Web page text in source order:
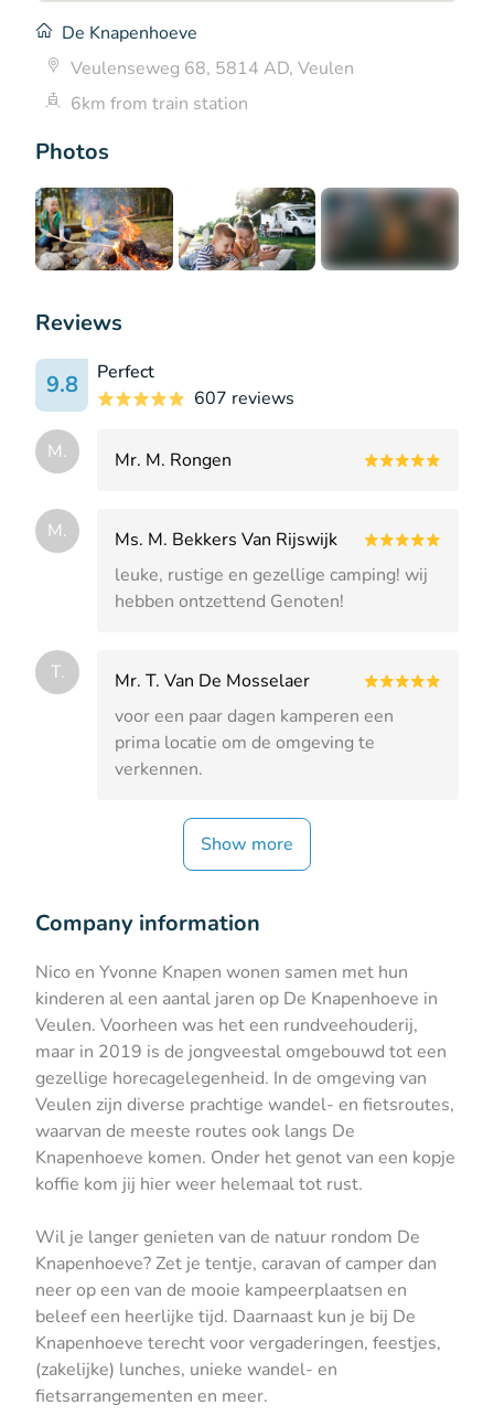
Photos
Reviews
9.8
Perfect
607 reviews
M. Mr. M. Rongen
M.
Ms. M. Bekkers Van Rijswijk
leuke, rustige en gezellige camping! wij
hebben ontzettend Genoten!
T.
Mr. T. Van De Mosselaer
voor een paar dagen kamperen een
prima locatie om de omgeving te
verkennen.
Show more
De Knapenhoeve
Veulenseweg 68, 5814 AD, Veulen
6km from train station
Company information
Nico en Yvonne Knapen wonen samen met hun
kinderen al een aantal jaren op De Knapenhoeve in
Veulen. Voorheen was het een rundveehouderij,
maar in 2019 is de jongveestal omgebouwd tot een
gezellige horecagelegenheid. In de omgeving van
Veulen zijn diverse prachtige wandel- en fietsroutes,
waarvan de meeste routes ook langs De
Knapenhoeve komen. Onder het genot van een kopje
koffie kom jij hier weer helemaal tot rust.
Wil je langer genieten van de natuur rondom De
Knapenhoeve? Zet je tentje, caravan of camper dan
neer op een van de mooie kampeerplaatsen en
beleef een heerlijke tijd. Daarnaast kun je bij De
Knapenhoeve terecht voor vergaderingen, feestjes,
(zakelijke) lunches, unieke wandel- en
fietsarrangementen en meer.